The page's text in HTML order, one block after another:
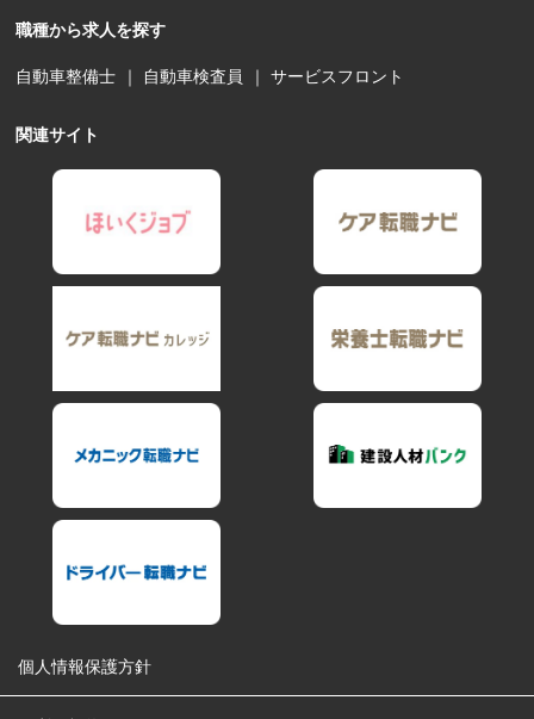
職種から求人を探す
自動車整備士 ｜ 自動車検査員 ｜サービスフロント
関連サイト
個人情報保護方針